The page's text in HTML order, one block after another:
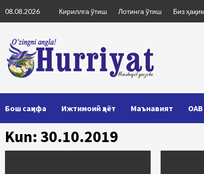
to
08.08.2026 Кириллга ўтиш Лотинга ўтиш Биз
Бош саҳифа Ижтимоий ҳаёт Маънавият ОАВ
Kun: 30.10.2019